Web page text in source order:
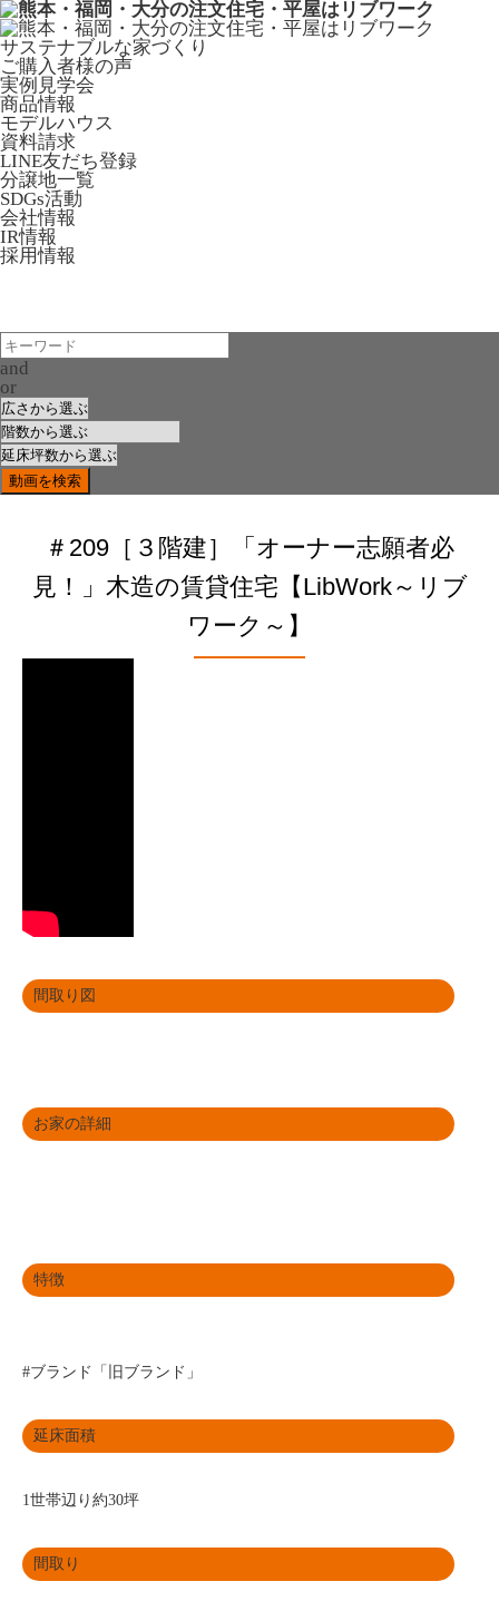
サステナブルな家づくり
ご購入者様の声
実例見学会
商品情報
モデルハウス
資料請求
LINE友だち登録
分譲地一覧
SDGs活動
会社情報
IR情報
採用情報
and
or
＃209［３階建］「オーナー志願者必
見！」木造の賃貸住宅【LibWork～リブ
ワーク～】
間取り図
お家の詳細
特徴
#ブランド「旧ブランド」
延床面積
1世帯辺り約30坪
間取り